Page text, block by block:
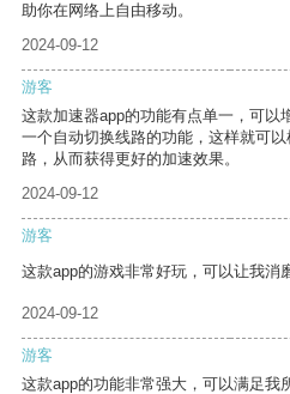
助你在网络上自由移动。
2024-09-12
游客
这款加速器app的功能有点单一，可以
一个自动切换线路的功能，这样就可
路，从而获得更好的加速效果。
2024-09-12
游客
这款app的游戏非常好玩，可以让我消
2024-09-12
游客
这款app的功能非常强大，可以满足我